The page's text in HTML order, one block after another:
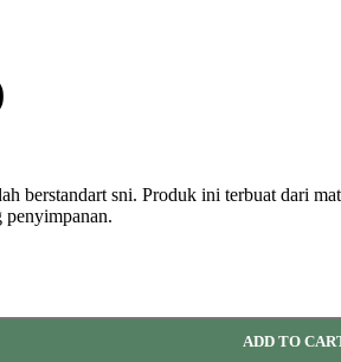
berstandart sni. Produk ini terbuat dari
penyimpanan.
ADD TO